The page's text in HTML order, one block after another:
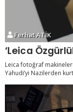
Ferhat ATİK
‘Leica
Leica fotoğraf makineleri
Yahudi’yi Nazilerden